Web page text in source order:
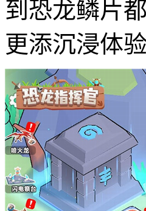
到恐龙鳞片
更添沉浸体验